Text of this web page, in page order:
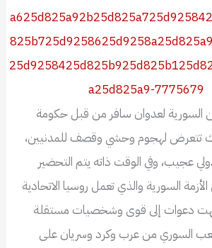
السورية لعدوان سافر من قبل حكومة
تتعرض لهجوم وحشي وقصف للمدنيين،
عجيب، وفي الوقت ذاته يتم التحضير
السورية والذي تعمل روسيا الاتحادية
دعوات إلى قوى وشخصيات مستقلة
السوري من عرب وكرد وسريان على